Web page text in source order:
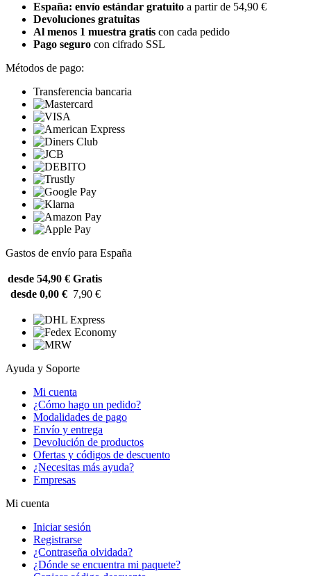
España: envío estándar gratuito a partir de 54,90 €
Devoluciones gratuitas
Al menos 1 muestra gratis con cada pedido
Pago seguro con cifrado SSL
Métodos de pago:
Transferencia bancaria
Gastos de envío para España
desde 54,90 € Gratis
desde 0,00 € 7,90 €
Ayuda y Soporte
Mi cuenta
¿Cómo hago un pedido?
Modalidades de pago
Envío y entrega
Devolución de productos
Ofertas y códigos de descuento
¿Necesitas más ayuda?
Empresas
Mi cuenta
Iniciar sesión
Registrarse
¿Contraseña olvidada?
¿Dónde se encuentra mi paquete?